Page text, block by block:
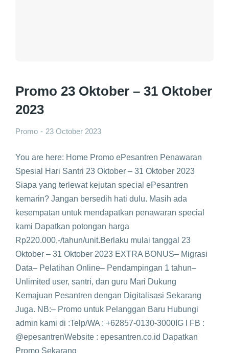
Promo 23 Oktober – 31 Oktober
2023
Promo 23 October 2023
You are here: Home Promo ePesantren Penawaran
Spesial Hari Santri 23 Oktober – 31 Oktober 2023
Siapa yang terlewat kejutan special ePesantren
kemarin? Jangan bersedih hati dulu. Masih ada
kesempatan untuk mendapatkan penawaran special
kami Dapatkan potongan harga
Rp220.000,-/tahun/unit.Berlaku mulai tanggal 23
Oktober – 31 Oktober 2023 EXTRA BONUS– Migrasi
Data– Pelatihan Online– Pendampingan 1 tahun–
Unlimited user, santri, dan guru Mari Dukung
Kemajuan Pesantren dengan Digitalisasi Sekarang
Juga. NB:– Promo untuk Pelanggan Baru Hubungi
admin kami di :Telp/WA : +62857-0130-3000IG l FB :
@epesantrenWebsite : epesantren.co.id Dapatkan
Promo Sekarang